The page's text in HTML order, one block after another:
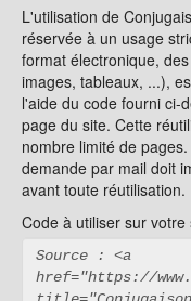
L'utilisation de
réservée à un usage
format électronique,
images, tableaux, ...),
l'aide du code fourni ci-
page du site. Cette
nombre limité de
demande par mail doit
avant toute réutilisation.
Code à utiliser sur